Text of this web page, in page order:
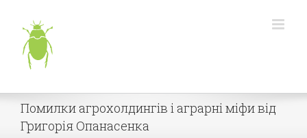
content
Помилки агрохолдингів і аграрні міфи від
Григорія Опанасенка